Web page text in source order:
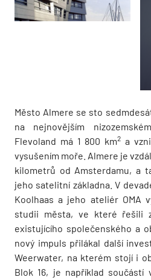
Město Almere se sto
na nejnovějším
Flevoland má 1 800 km2 a
vysušením moře. Almere je
kilometrů od Amsterdamu, a
jeho satelitní základna. V
Koolhaas a jeho ateliér OMA
studii města, ve které řešili
existujícího společenského a
nový impuls přilákal další
Weerwater, na kterém stojí i
Blok 16, je například součástí